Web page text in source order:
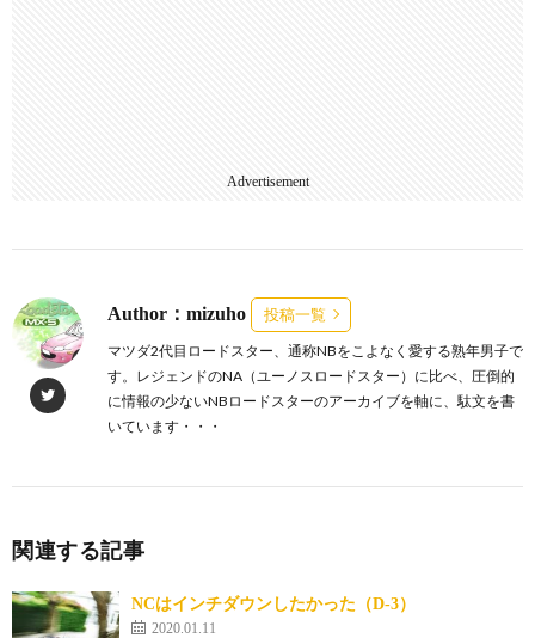
Advertisement
Author：mizuho
投稿一覧
マツダ2代目ロードスター、通称NBをこよなく愛する熟年男子で
す。レジェンドのNA（ユーノスロードスター）に比べ、圧倒的
に情報の少ないNBロードスターのアーカイブを軸に、駄文を書
いています・・・
関連する記事
NCはインチダウンしたかった（D-3）
2020.01.11